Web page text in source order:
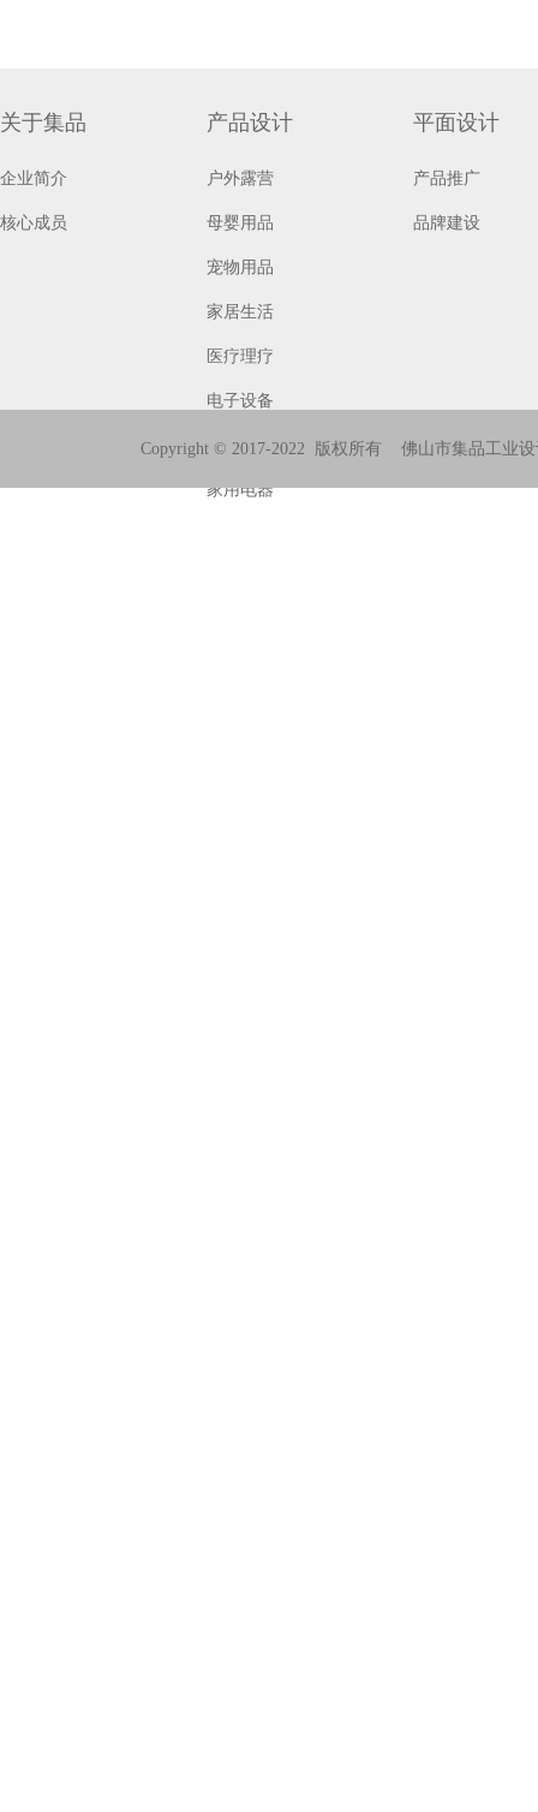
关于集品
企业简介
核心成员
产品设计
户外露营
母婴用品
宠物用品
家居生活
医疗理疗
电子设备
商用电器
家用电器
平面设计
产品推广
品牌建设
Copyright © 2017-2022 版权所有 佛山市集品工业